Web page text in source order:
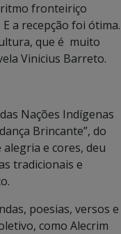
ritmo fronteiriço
a recepção foi ótima.
que é muito
Vinicius Barreto.
Nações Indígenas
Brincante”, do
e cores, deu
tradicionais e
poesias, versos e
como Alecrim